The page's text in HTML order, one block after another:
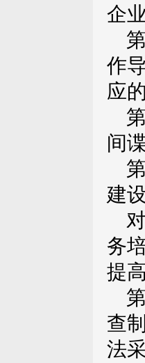
企
作
应
间
建
务
提
查
法